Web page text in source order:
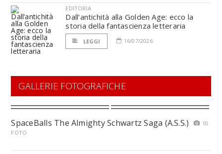
EDITORIA
Dall’antichità alla Golden Age: ecco la
storia della fantascienza letteraria
LEGGI 16/07/2026
GALLERIE FOTOGRAFICHE
SpaceBalls The Almighty Schwartz Saga (A.S.S.)
10
FOTO